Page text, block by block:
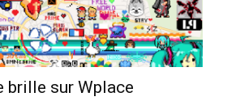
brille sur Wplace